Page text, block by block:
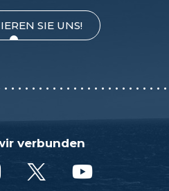
SIE UNS!
verbunden